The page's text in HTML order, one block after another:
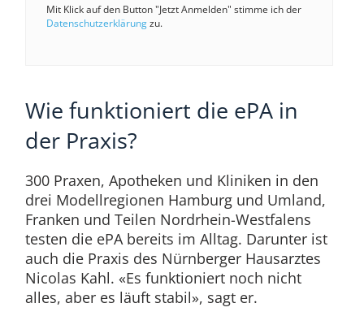
Mit Klick auf den Button "Jetzt Anmelden" stimme ich der
Datenschutzerklärungzu.
Wie funktioniert die ePA in
der Praxis?
300 Praxen, Apotheken und Kliniken in den
drei Modellregionen Hamburg und Umland,
Franken und Teilen Nordrhein-Westfalens
testen die ePA bereits im Alltag. Darunter ist
auch die Praxis des Nürnberger Hausarztes
Nicolas Kahl. «Es funktioniert noch nicht
alles, aber es läuft stabil», sagt er.